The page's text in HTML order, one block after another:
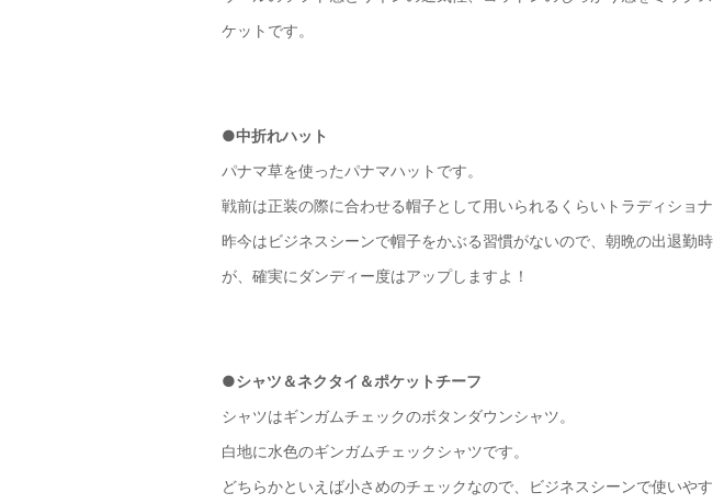
ケットです。
●中折れハット
パナマ草を使ったパナマハットです。
戦前は正装の際に合わせる帽子として用いられるくらいトラディショナ
昨今はビジネスシーンで帽子をかぶる習慣がないので、朝晩の出退勤
が、確実にダンディー度はアップしますよ！
●シャツ＆ネクタイ＆ポケットチーフ
シャツはギンガムチェックのボタンダウンシャツ。
白地に水色のギンガムチェックシャツです。
どちらかといえば小さめのチェックなので、ビジネスシーンで使いや